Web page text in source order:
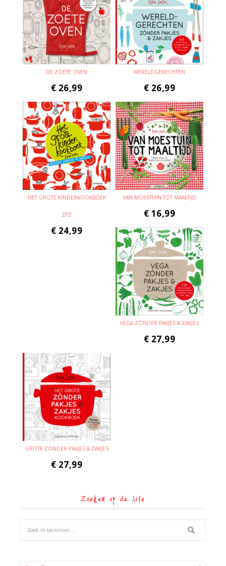
DE ZOETE OVEN
€ 26,99
WERELDGERECHTEN
€ 26,99
HET GROTE KINDERKOOKBOEK
ZPZ
€ 24,99
VAN MOESTUIN TOT MAALTIJD
€ 16,99
VEGA ZÓNDER PAKJES & ZAKJES
€ 27,99
GROTE ZÓNDER PAKJES & ZAKJES
€ 27,99
Zoeken op de site